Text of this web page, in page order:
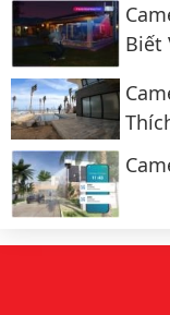
Biết
Lý do chọn